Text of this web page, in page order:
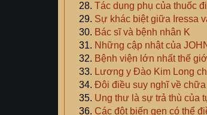
Tác dụng phụ của thuốc
Sự khác biệt giữa Iressa
Bác sĩ và bệnh nhân K
Những cập nhật của
Bệnh viện lớn nhất thế
Lương y Đào Kim Long
Đôi điều suy nghĩ về
Ung thư là sự trả thù của
Các đột biến gen có thể